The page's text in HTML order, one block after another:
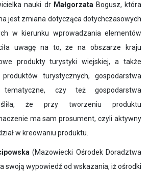
nauki dr Małgorzata Bogusz, która
jest zmiana dotycząca dotychczasowych
w kierunku wprowadzania elementów
uwagę na to, że na obszarze kraju
produkty turystyki wiejskiej, a także
turystycznych, gospodarstwa
tematyczne, czy też gospodarstwa
że przy tworzeniu produktu
ma sam prosument, czyli aktywny
w kreowaniu produktu.
(Mazowiecki Ośrodek Doradztwa
swoją wypowiedź od wskazania, iż ośrodki